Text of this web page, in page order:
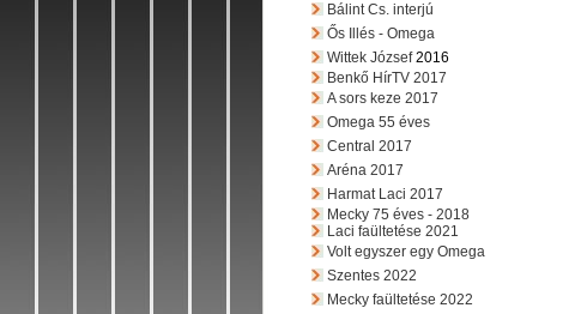
Bálint Cs. interjú
Ős Illés - Omega
Wittek József2016
Benkő HírTV 2017
A sors keze 2017
Omega 55 éves
Central 2017
Aréna 2017
Harmat Laci 2017
Mecky 75 éves - 2018
Laci faültetése 2021
Volt egyszer egy Omega
Szentes 2022
Mecky faültetése 2022